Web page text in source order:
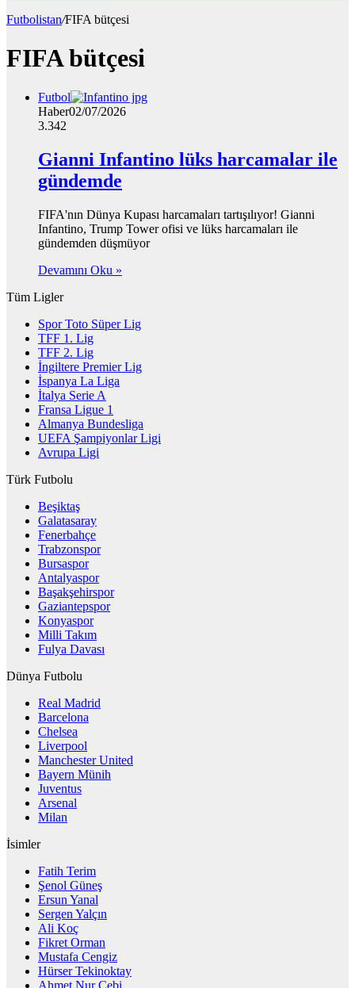
Futbolistan/FIFA bütçesi
FIFA bütçesi
Futbol
Haber02/07/2026
3.342
Gianni Infantino lüks harcamalar ile
gündemde
FIFA'nın Dünya Kupası harcamaları tartışılıyor! Gianni
Infantino, Trump Tower ofisi ve lüks harcamaları ile
gündemden düşmüyor
Devamını Oku »
Tüm Ligler
Spor Toto Süper Lig
TFF 1. Lig
TFF 2. Lig
İngiltere Premier Lig
İspanya La Liga
İtalya Serie A
Fransa Ligue 1
Almanya Bundesliga
UEFA Şampiyonlar Ligi
Avrupa Ligi
Türk Futbolu
Beşiktaş
Galatasaray
Fenerbahçe
Trabzonspor
Bursaspor
Antalyaspor
Başakşehirspor
Gaziantepspor
Konyaspor
Milli Takım
Fulya Davası
Dünya Futbolu
Real Madrid
Barcelona
Chelsea
Liverpool
Manchester United
Bayern Münih
Juventus
Arsenal
Milan
İsimler
Fatih Terim
Şenol Güneş
Ersun Yanal
Sergen Yalçın
Ali Koç
Fikret Orman
Mustafa Cengiz
Hürser Tekinoktay
Ahmet Nur Çebi